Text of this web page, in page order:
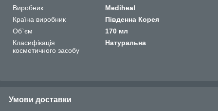
Виробник
Mediheal
Країна виробник
Південна Корея
Об`єм
170 мл
Класифікація
косметичного засобу
Натуральна
Умови доставки